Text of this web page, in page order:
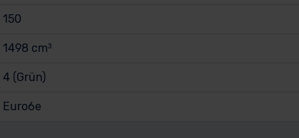
150
1498 cm³
4 (Grün)
Euro6e